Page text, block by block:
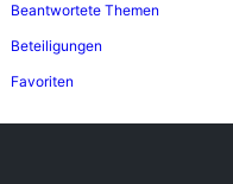
Beantwortete Themen
Beteiligungen
Favoriten